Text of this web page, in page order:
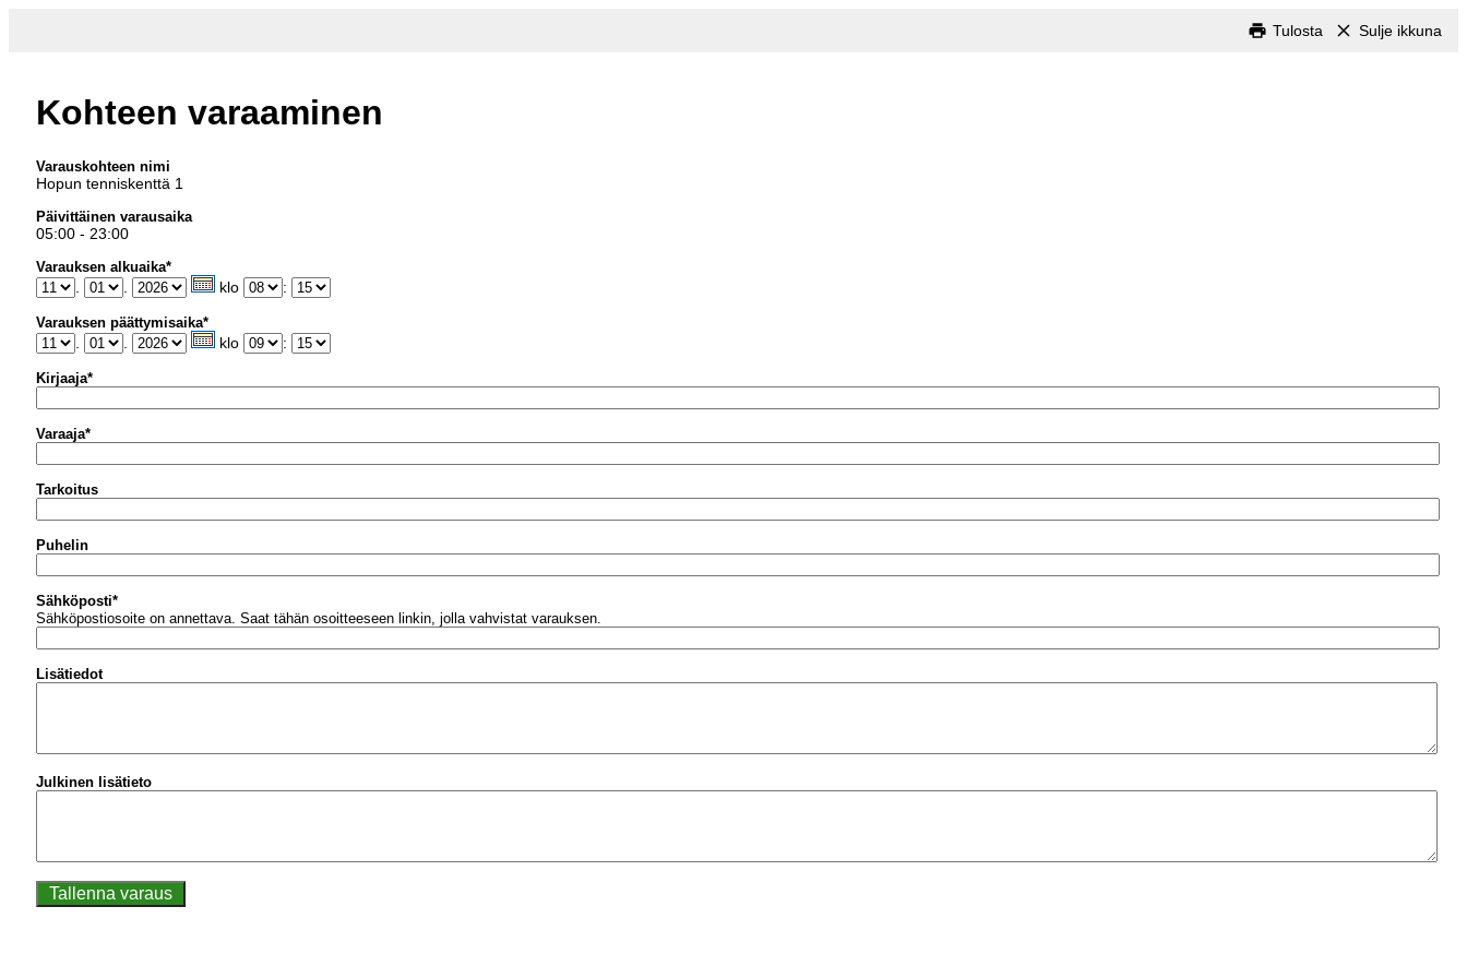
Tulosta Sulje ikkuna
Kohteen varaaminen
Varauskohteen nimi
Hopun tenniskenttä 1
Päivittäinen varausaika
05:00 - 23:00
Varauksen alkuaika*
klo :
Varauksen päättymisaika*
klo :
Kirjaaja*
Varaaja*
Tarkoitus
Puhelin
Sähköposti*
Sähköpostiosoite on annettava. Saat tähän osoitteeseen linkin, jolla vahvistat varauksen.
Lisätiedot
Julkinen lisätieto